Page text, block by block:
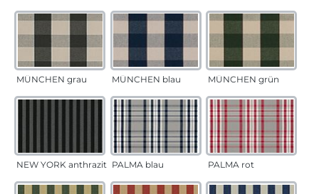
MÜNCHEN grau MÜNCHEN blau MÜNCHEN grün
NEW YORK anthrazit PALMA blau PALMA rot